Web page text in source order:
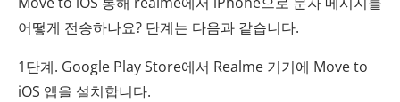
어떻게 전송하나요? 단계는 다음과 같습니다.
1단계. Google Play Store에서 Realme 기기에 Move to
iOS 앱을 설치합니다.